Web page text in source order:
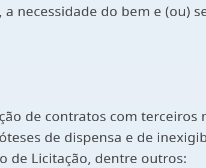
necessidade do bem e (ou)
de contratos com
de dispensa e de
de Licitação, dentre outros: